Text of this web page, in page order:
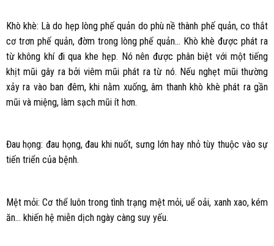
Khò khè: Là do hẹp lòng phế quản do phù nề thành phế quản, co thắt
cơ trơn phế quản, đờm trong lòng phế quản… Khò khè được phát ra
từ không khí đi qua khe hẹp. Nó nên được phân biệt với một tiếng
khịt mũi gây ra bởi viêm mũi phát ra từ nó. Nếu nghẹt mũi thường
xảy ra vào ban đêm, khi nằm xuống, âm thanh khò khè phát ra gần
mũi và miệng, làm sạch mũi ít hơn.
Đau họng: đau họng, đau khi nuốt, sưng lớn hay nhỏ tùy thuộc vào sự
tiến triển của bệnh.
Mệt mỏi: Cơ thể luôn trong tình trạng mệt mỏi, uể oải, xanh xao, kém
ăn… khiến hệ miễn dịch ngày càng suy yếu.